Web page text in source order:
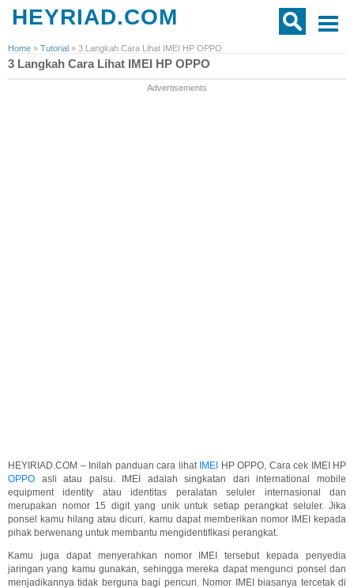
HEYRIAD.COM
Home » Tutorial » 3 Langkah Cara Lihat IMEI HP OPPO
3 Langkah Cara Lihat IMEI HP OPPO
Advertisements
HEYIRIAD.COM – Inilah panduan cara lihat IMEI
HP OPPO, Cara cek IMEI HP
OPPO asli atau palsu. IMEI adalah singkatan dari international mobile
equipment identity atau identitas peralatan seluler internasional dan
merupakan nomor 15 digit yang unik untuk setiap perangkat seluler. Jika
ponsel kamu hilang atau dicuri, kamu dapat memberikan nomor IMEI kepada
pihak berwenang untuk membantu mengidentifikasi perangkat.
Kamu juga dapat menyerahkan nomor IMEI tersebut kepada penyedia
jaringan yang kamu gunakan, sehingga mereka dapat mengunci ponsel dan
menjadikannya tidak berguna bagi pencuri. Nomor IMEI biasanya tercetak di